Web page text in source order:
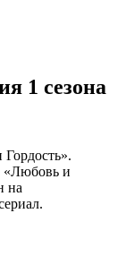
1 сезона
«Любовь и
на